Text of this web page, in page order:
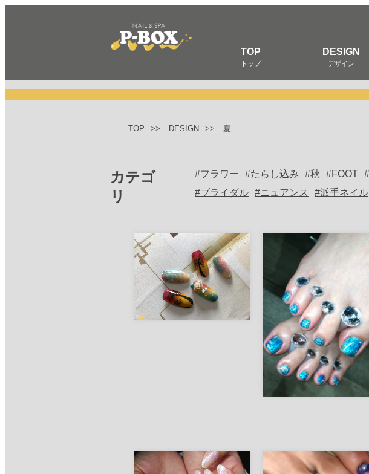
TOP
トップ
DESIGN
デザイン
TOP DESIGN 夏
カテゴ
リ
フラワー たらし込み 秋 FOOT
ブライダル
ニュアンス 派手ネイル